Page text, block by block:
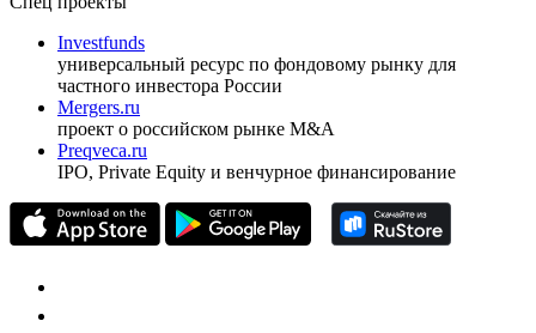
Investfunds
универсальный ресурс по фондовому рынку для
частного инвестора России
Mergers.ru
проект о российском рынке M&A
Preqveca.ru
IPO, Private Equity и венчурное финансирование